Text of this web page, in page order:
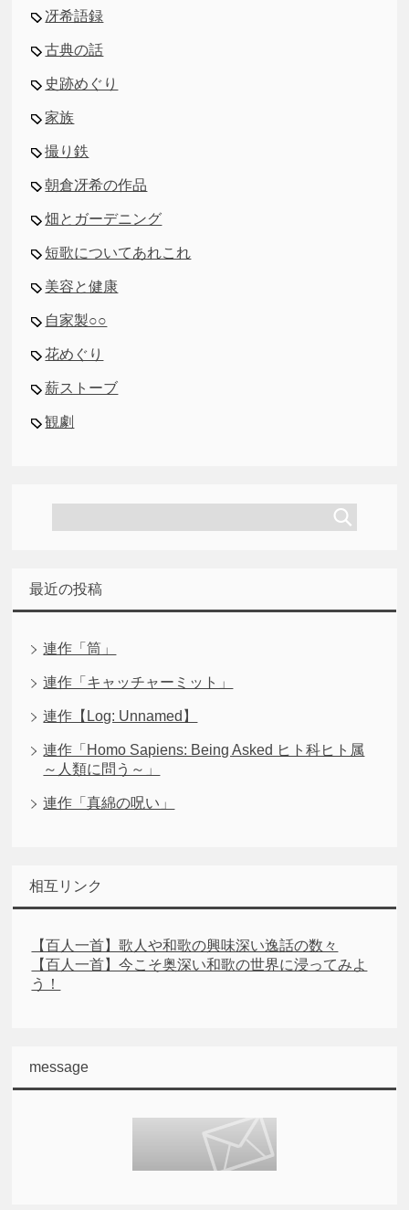
冴希語録
古典の話
史跡めぐり
家族
撮り鉄
朝倉冴希の作品
畑とガーデニング
短歌についてあれこれ
美容と健康
自家製○○
花めぐり
薪ストーブ
観劇
最近の投稿
連作「筒」
連作「キャッチャーミット」
連作【Log: Unnamed】
連作「Homo Sapiens: Being Asked ヒト科ヒト属
～人類に問う～」
連作「真綿の呪い」
相互リンク
【百人一首】歌人や和歌の興味深い逸話の数々
【百人一首】今こそ奥深い和歌の世界に浸ってみよ
う！
message